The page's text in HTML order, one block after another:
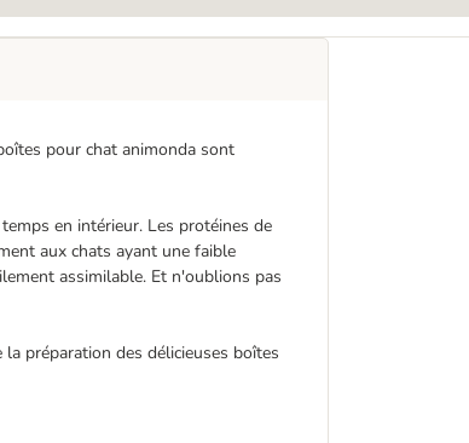
pour chat animonda sont
en intérieur. Les protéines de
aux chats ayant une faible
assimilable. Et n'oublions pas
préparation des délicieuses boîtes